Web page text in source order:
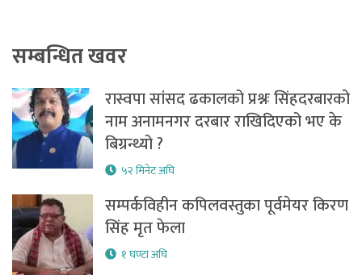
सम्बन्धित खवर
रास्वपा सांसद ढकालको प्रश्नः सिंहदरबारको
नाम अनामनगर दरबार राखिदिएको भए के
बिग्रन्थ्यो ?
५२ मिनेट अघि
सम्पर्कविहीन कपिलवस्तुका पूर्वमेयर किरण
सिंह मृत फेला
१ घण्टा अघि